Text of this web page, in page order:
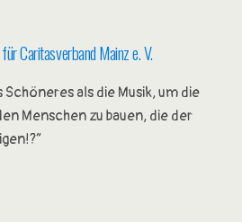
Caritasverband Mainz e. V.
Schöneres als die Musik, um die
Menschen zu bauen, die der